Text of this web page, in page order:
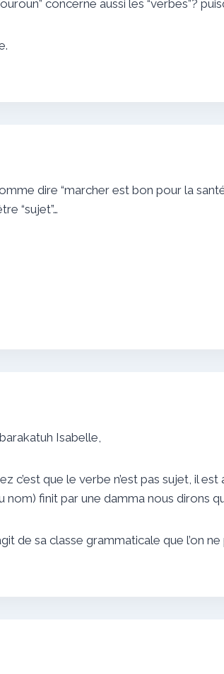
concerne aussi les “verbes”?
dire “marcher est bon pour la
“sujet”…
Isabelle,
c’est que le verbe n’est pas sujet, il
finit par une damma nous dirons
de sa classe grammaticale que l’on